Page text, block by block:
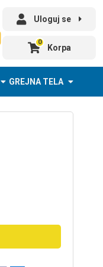
Uloguj se
0
Korpa
GREJNA TELA